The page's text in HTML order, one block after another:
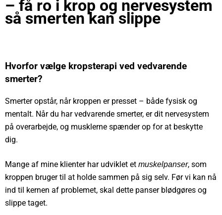
– få ro i krop og nervesystem
så smerten kan slippe
Hvorfor vælge kropsterapi ved vedvarende
smerter?
Smerter opstår, når kroppen er presset – både fysisk og
mentalt. Når du har vedvarende smerter, er dit nervesystem
på overarbejde, og musklerne spænder op for at beskytte
dig.
Mange af mine klienter har udviklet et muskelpanser, som
kroppen bruger til at holde sammen på sig selv. Før vi kan nå
ind til kernen af problemet, skal dette panser blødgøres og
slippe taget.